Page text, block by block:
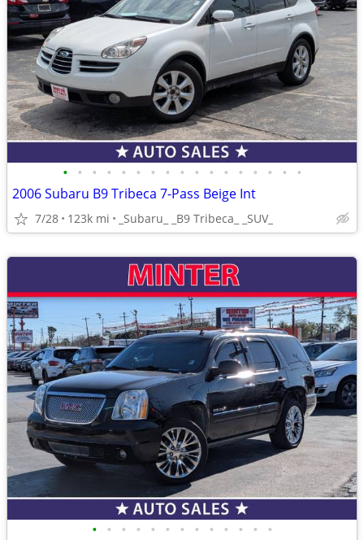
• • • • • • • • • • • • • • • • •
2006 Subaru B9 Tribeca 7-Pass Beige Int
7/28 123k mi _Subaru_ _B9 Tribeca_ _SUV_
• • • • • • • • • • • • •